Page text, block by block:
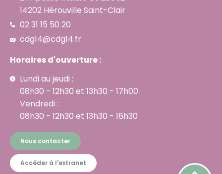
14202 Hérouville Saint-Clair
02 31 15 50 20
cdg14@cdg14.fr
Horaires d'ouverture :
Lundi au jeudi :
08h30 - 12h30 et 13h30 - 17h00
Vendredi :
08h30 - 12h30 et 13h30 - 16h30
Nous contacter
Accéder à l'extranet